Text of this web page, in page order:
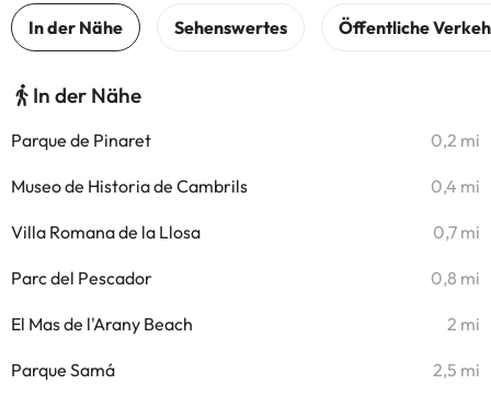
In der Nähe
Parque de Pinaret 0,2 mi
Museo de Historia de Cambrils 0,4 mi
Villa Romana de la Llosa 0,7 mi
Parc del Pescador 0,8 mi
El Mas de l'Arany Beach 2 mi
Parque Samá 2,5 mi